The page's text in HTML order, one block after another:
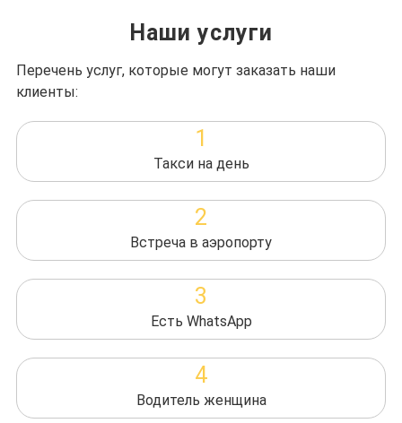
Наши услуги
Перечень услуг, которые могут заказать наши
клиенты:
1
Такси на день
2
Встреча в аэропорту
3
Есть WhatsApp
4
Водитель женщина